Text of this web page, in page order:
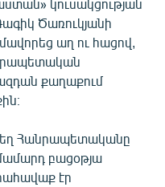
կուսակցության
Ծառուկյանի
աղ ու հացով,
քաղաքում
Հանրապետականը
բացօթյա
էր